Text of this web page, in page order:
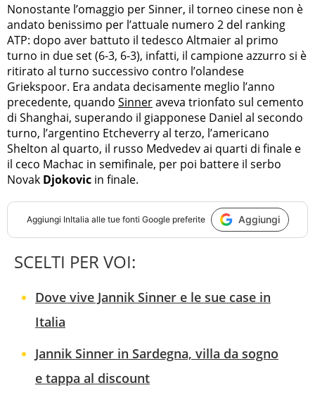
Nonostante l’omaggio per Sinner, il torneo cinese non è
andato benissimo per l’attuale numero 2 del ranking
ATP: dopo aver battuto il tedesco Altmaier al primo
turno in due set (6-3, 6-3), infatti, il campione azzurro si è
ritirato al turno successivo contro l’olandese
Griekspoor. Era andata decisamente meglio l’anno
precedente, quando Sinneraveva trionfato sul cemento
di Shanghai, superando il giapponese Daniel al secondo
turno, l’argentino Etcheverry al terzo, l’americano
Shelton al quarto, il russo Medvedev ai quarti di finale e
il ceco Machac in semifinale, per poi battere il serbo
Novak Djokovic in finale.
Aggiungi InItalia alle tue fonti Google preferite Aggiungi
SCELTI PER VOI:
Dove vive Jannik Sinner e le sue case in
Italia
Jannik Sinner in Sardegna, villa da sogno
e tappa al discount